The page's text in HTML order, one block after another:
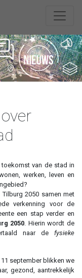
van de stad in
werken, leven en
2050 samen met
verkenning voor de
een stap verder en
2050. Hierin wordt de
naar de fysieke
september blikken we
gezond, aantrekkelijk